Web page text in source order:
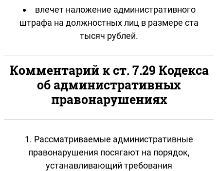
влечет наложение административного
штрафа на должностных лиц в размере ста
тысяч рублей.
Комментарий к ст. 7.29 Кодекса
об административных
правонарушениях
1. Рассматриваемые административные
правонарушения посягают на порядок,
устанавливающий требования